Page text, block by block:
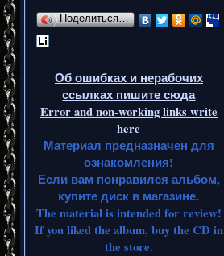
Поделиться…
Об ошибках и нерабочих
ссылках пишите сюда
Error and non-working links write
here
Материал предназначен для
ознакомления!
Если вам понравился альбом,
купите диск в магазине.
The material is intended for review!
If you liked the album, buy the CD in
the store.